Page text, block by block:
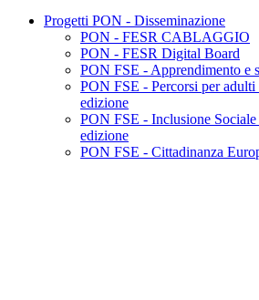
Progetti PON - Disseminazione
PON - FESR CABLAGGIO
PON - FESR Digital Board
PON FSE - Apprendimento e
PON FSE - Percorsi per
edizione
PON FSE - Inclusione
edizione
PON FSE - Cittadinanza